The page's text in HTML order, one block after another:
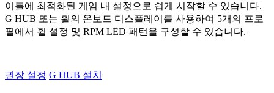
이틀에 최적화된 게임 내 설정으로 쉽게 시작할 수 있습니다.
G HUB 또는 휠의 온보드 디스플레이를 사용하여 5개의 프로
필에서 휠 설정 및 RPM LED 패턴을 구성할 수 있습니다.
권장 설정 G HUB 설치